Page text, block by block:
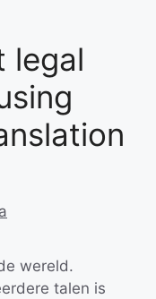
legal
wereld.
talen is